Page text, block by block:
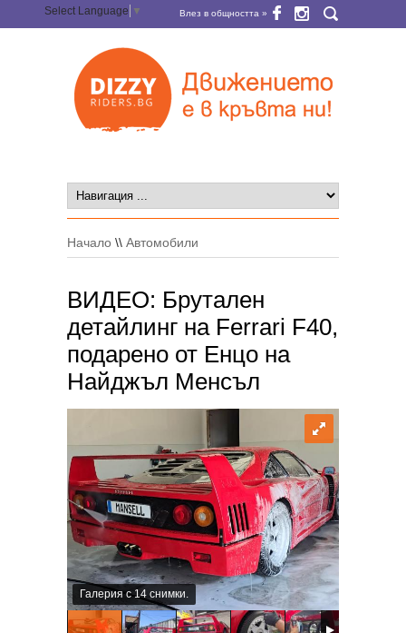
Select Language ▼ Влез в общността »
Начало \\ Автомобили
ВИДЕО: Брутален
детайлинг на Ferrari F40,
подарено от Енцо на
Найджъл Менсъл
Галерия с 14 снимки.